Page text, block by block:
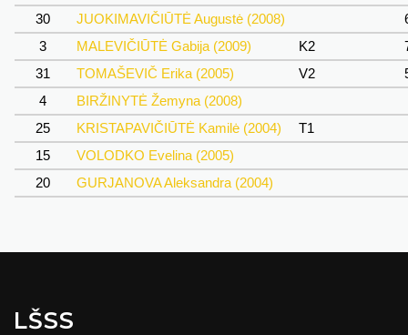
30
JUOKIMAVIČIŪTĖ Augustė (2008)
3
MALEVIČIŪTĖ Gabija (2009) K2
31
TOMAŠEVIČ Erika (2005) V2
4
BIRŽINYTĖ Žemyna (2008)
25
KRISTAPAVIČIŪTĖ Kamilė (2004)
T1
15
VOLODKO Evelina (2005)
20
GURJANOVA Aleksandra (2004)
LŠSS